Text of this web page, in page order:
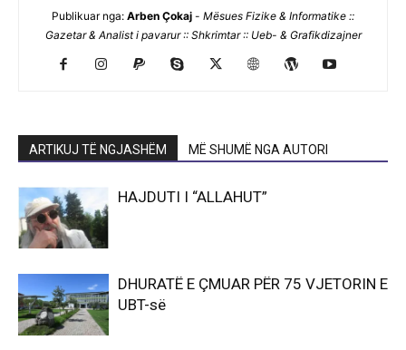
Publikuar nga: Arben Çokaj - Mësues Fizike & Informatike ::
Gazetar & Analist i pavarur :: Shkrimtar :: Ueb- & Grafikdizajner
ARTIKUJ TË NGJASHËM MË SHUMË NGA AUTORI
HAJDUTI I “ALLAHUT”
DHURATË E ÇMUAR PËR 75 VJETORIN E
UBT-së